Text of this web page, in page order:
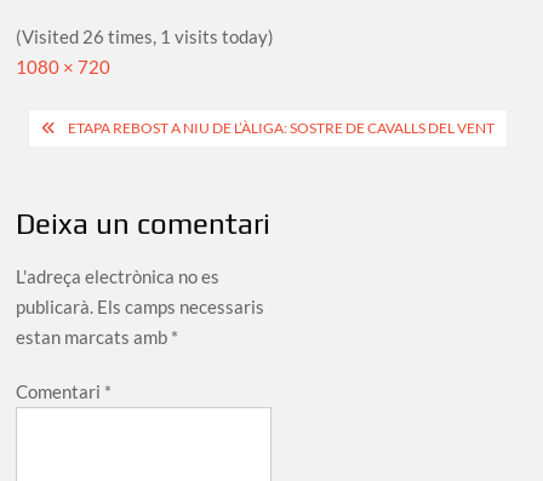
(Visited 26 times, 1 visits today)
Full
1080 × 720
Navegació
ETAPA REBOST A NIU DE L’ÀLIGA: SOSTRE DE CAVALLS DEL VENT
Deixa un comentari
L'adreça electrònica no es
publicarà. Els camps necessaris
estan marcats amb *
Comentari *